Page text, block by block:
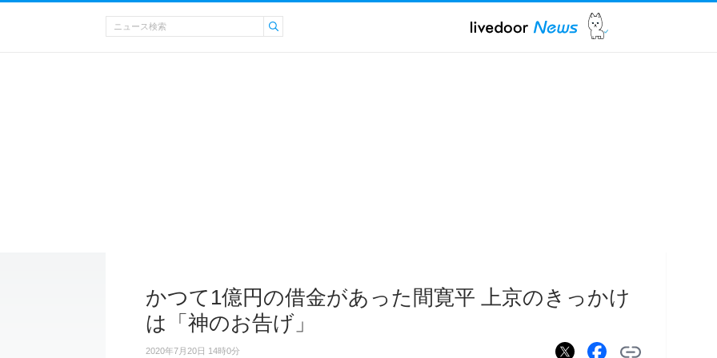
かつて1億円の借金があった間寛平 上京のきっかけ
は「神のお告げ」
2020年7月20日 14時0分